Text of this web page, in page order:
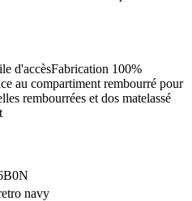
d'accèsFabrication 100%
au compartiment rembourré pour
rembourrées et dos matelassé
navy